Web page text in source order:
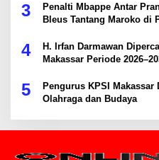
3
Penalti Mbappe Antar
Bleus Tantang Maroko di
4
H. Irfan Darmawan
Makassar Periode
5
Pengurus KPSI
Olahraga dan Budaya